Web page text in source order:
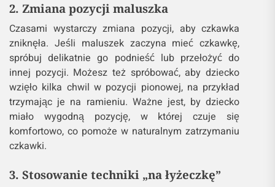
2. Zmiana pozycji maluszka
Czasami wystarczy zmiana pozycji, aby czkawka
zniknęła. Jeśli maluszek zaczyna mieć czkawkę,
spróbuj delikatnie go podnieść lub przełożyć do
innej pozycji. Możesz też spróbować, aby dziecko
wzięło kilka chwil w pozycji pionowej, na przykład
trzymając je na ramieniu. Ważne jest, by dziecko
miało wygodną pozycję, w której czuje się
komfortowo, co pomoże w naturalnym zatrzymaniu
czkawki.
3. Stosowanie techniki „na łyżeczkę”